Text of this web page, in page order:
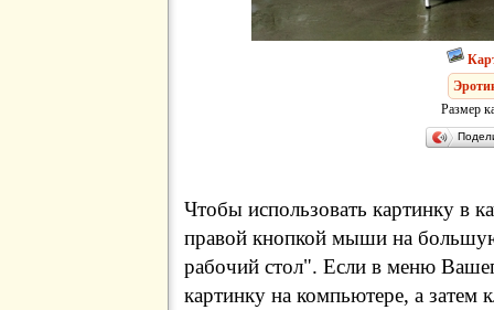
Размер
Чтобы использовать картинку в
правой кнопкой мыши на
рабочий стол". Если в меню
картинку на компьютере, а затем